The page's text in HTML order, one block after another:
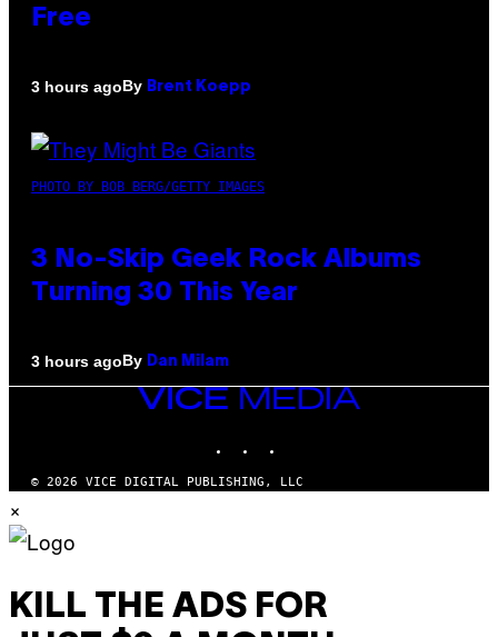
Free
3 hours agoBy Brent Koepp
PHOTO BY BOB BERG/GETTY IMAGES
3 No-Skip Geek Rock Albums
Turning 30 This Year
3 hours agoBy Dan Milam
VICE
© 2026 VICE DIGITAL PUBLISHING, LLC
×
KILL THE ADS FOR